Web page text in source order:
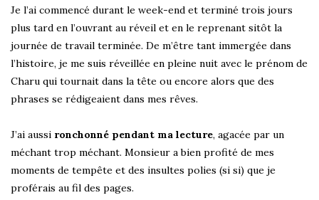
Je l’ai commencé durant le week-end et terminé trois jours
plus tard en l’ouvrant au réveil et en le reprenant sitôt la
journée de travail terminée. De m’être tant immergée dans
l’histoire, je me suis réveillée en pleine nuit avec le prénom de
Charu qui tournait dans la tête ou encore alors que des
phrases se rédigeaient dans mes rêves.
J’ai aussi ronchonné pendant ma lecture, agacée par un
méchant trop méchant. Monsieur a bien profité de mes
moments de tempête et des insultes polies (si si) que je
proférais au fil des pages.